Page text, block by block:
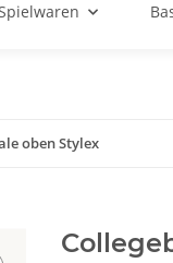
oben Stylex